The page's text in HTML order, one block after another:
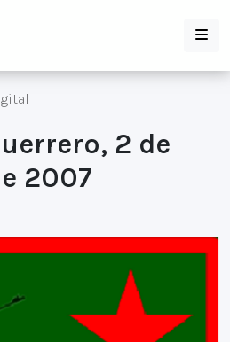
2 de
2007